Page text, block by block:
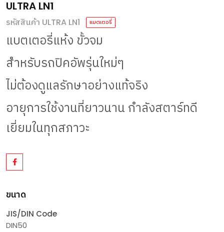
ULTRA LN1
รหัสสินค้า ULTRA LN1 แบตเตอรี่
แบตเตอรี่แห้ง ขั้วจม
สำหรับรถปิคอัพรุ่นใหม่ๆ
ไม่ต้องดูแลรักษาอย่างแท้จริง
อายุการใช้งานที่ยาวนาน กำลังสตาร์ทดี
เยี่ยมในทุกสภาวะ
ขนาด
JIS/DIN Code
DIN50